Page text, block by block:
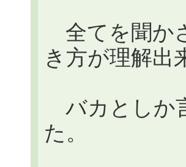
全てを聞か
き方が理解出
バカとしか
た。